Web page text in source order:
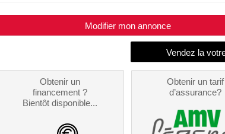
Modifier mon annonce
Obtenir un
financement ?
Bientôt disponible...
Obtenir un tarif
d’assurance?